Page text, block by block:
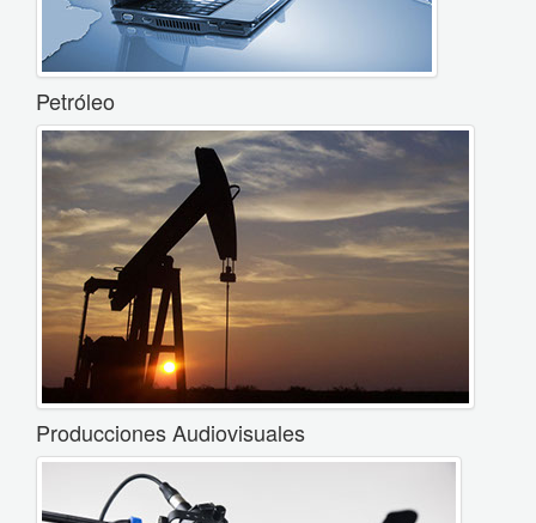
Petróleo
Producciones Audiovisuales